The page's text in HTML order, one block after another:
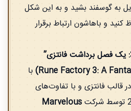
به گوسفند بشید و به این شکل
کنید و باهاشون ارتباط برقرار
“کارخانه‌ی رون 3: یک فصل برداشت فانتزی”
با
قالب فانتزی و با تفاوت‌های
Marvelous